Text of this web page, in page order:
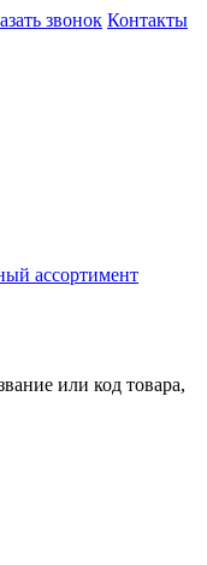
звонок Контакты
ассортимент
или код товара,